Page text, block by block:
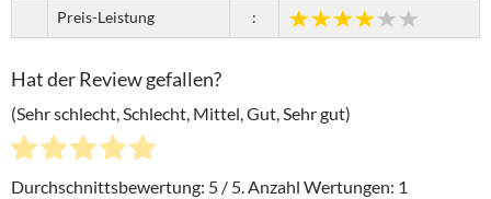
Preis-Leistung :
Hat der Review gefallen?
(Sehr schlecht, Schlecht, Mittel, Gut, Sehr gut)
Durchschnittsbewertung: 5 / 5. Anzahl Wertungen: 1